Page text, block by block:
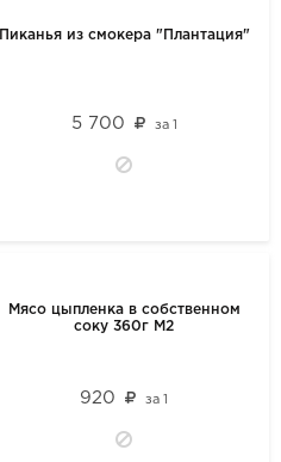
Пиканья из смокера "Плантация"
5 700 за 1
Мясо цыпленка в собственном
соку 360г М2
920 за1